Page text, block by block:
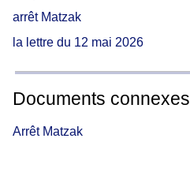
arrêt Matzak
la lettre du 12 mai 2026
Documents connexes
Arrêt Matzak